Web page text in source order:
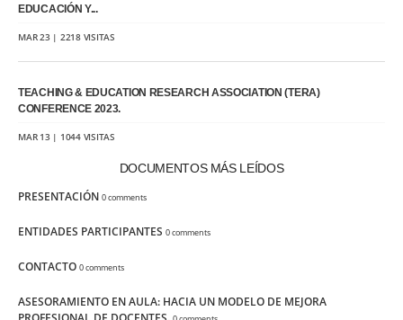
EDUCACIÓN Y...
MAR 23 | 2218 VISITAS
TEACHING & EDUCATION RESEARCH ASSOCIATION (TERA)
CONFERENCE 2023.
MAR 13 | 1044 VISITAS
DOCUMENTOS MÁS LEÍDOS
PRESENTACIÓN 0 comments
ENTIDADES PARTICIPANTES 0 comments
CONTACTO 0 comments
ASESORAMIENTO EN AULA: HACIA UN MODELO DE MEJORA